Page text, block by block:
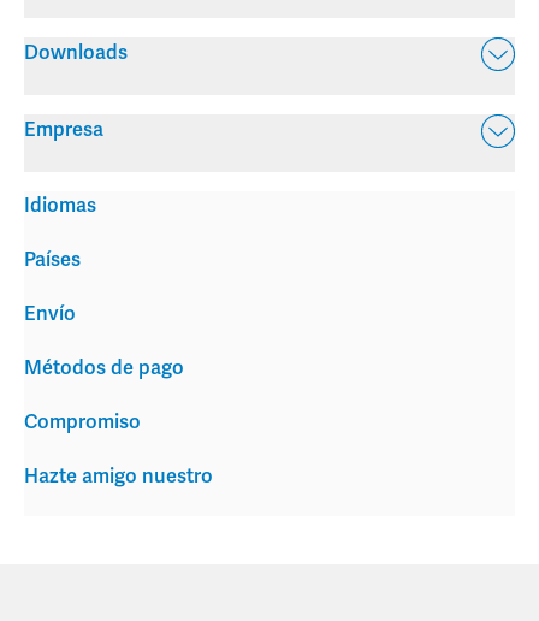
Downloads
Empresa
Envío
Métodos de pago
Compromiso
Hazte amigo nuestro
Idiomas
Países